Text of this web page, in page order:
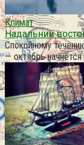
Климат
Надальний
Спокойному
— октябрь